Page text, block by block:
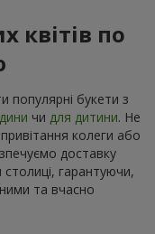
квітів по
популярні букети з
чи для дитини. Не
колеги або
доставку
гарантуючи,
та вчасно